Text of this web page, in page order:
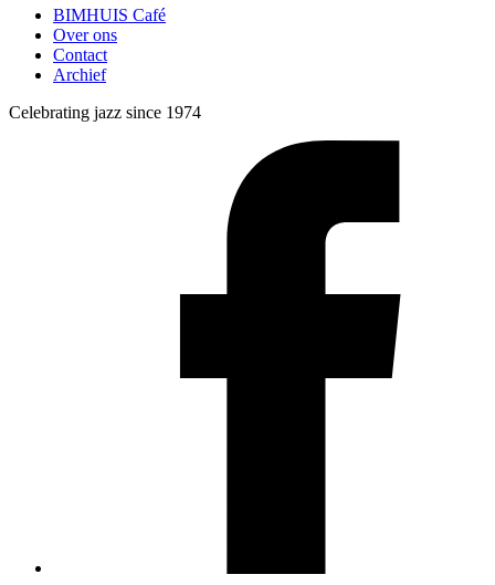
BIMHUIS Café
Over ons
Contact
Archief
Celebrating jazz since 1974